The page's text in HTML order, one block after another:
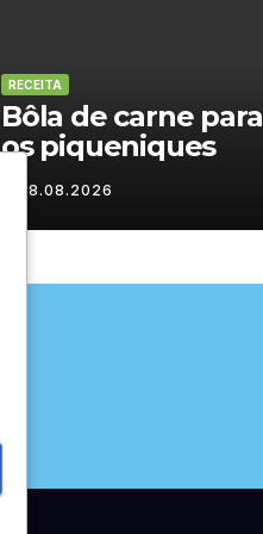
RECEITA
Bôla de carne para
os piqueniques
08.08.2026